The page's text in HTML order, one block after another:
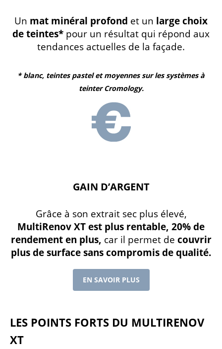
Un mat minéral profond et un large choix
de teintes* pour un résultat qui répond aux
tendances actuelles de la façade.
* blanc, teintes pastel et moyennes sur les systèmes à
teinter Cromology.
GAIN D’ARGENT
Grâce à son extrait sec plus élevé,
MultiRenov XT est plus rentable, 20% de
rendement en plus, car il permet de couvrir
plus de surface sans compromis de qualité.
EN SAVOIR PLUS
LES POINTS FORTS DU MULTIRENOV
XT